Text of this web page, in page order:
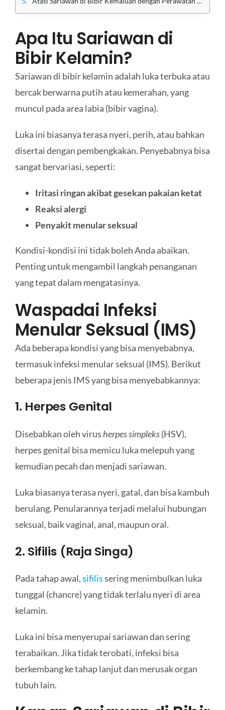
Apa Itu Sariawan di
Bibir Kelamin?
Sariawan di bibir kelamin adalah luka terbuka atau
bercak berwarna putih atau kemerahan, yang
muncul pada area labia (bibir vagina).
Luka ini biasanya terasa nyeri, perih, atau bahkan
disertai dengan pembengkakan. Penyebabnya bisa
sangat bervariasi, seperti:
Iritasi ringan akibat gesekan pakaian ketat
Reaksi alergi
Penyakit menular seksual
Kondisi-kondisi ini tidak boleh Anda abaikan.
Penting untuk mengambil langkah penanganan
yang tepat dalam mengatasinya.
Waspadai Infeksi
Menular Seksual (IMS)
Ada beberapa kondisi yang bisa menyebabnya,
termasuk infeksi menular seksual (IMS). Berikut
beberapa jenis IMS yang bisa menyebabkannya:
1. Herpes Genital
Disebabkan oleh virus herpes simpleks(HSV),
herpes genital bisa memicu luka melepuh yang
kemudian pecah dan menjadi sariawan.
Luka biasanya terasa nyeri, gatal, dan bisa kambuh
berulang. Penularannya terjadi melalui hubungan
seksual, baik vaginal, anal, maupun oral.
2. Sifilis (Raja Singa)
Pada tahap awal,sifilissering menimbulkan luka
tunggal (chancre) yang tidak terlalu nyeri di area
kelamin.
Luka ini bisa menyerupai sariawan dan sering
terabaikan. Jika tidak terobati, infeksi bisa
berkembang ke tahap lanjut dan merusak organ
tubuh lain.